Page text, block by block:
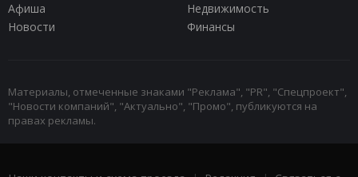
Афиша
Недвижимость
Новости
Финансы
Материалы, отмеченные знаками "Реклама", "PR", "Спецпроект",
"Новости компаний", "Актуально", "Промо", публикуются на
правах рекламы.